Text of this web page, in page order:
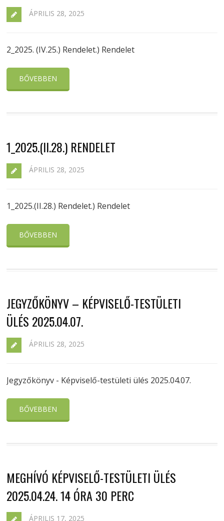
ÁPRILIS 28, 2025
2_2025. (IV.25.) Rendelet.) Rendelet
BŐVEBBEN
1_2025.(II.28.) RENDELET
ÁPRILIS 28, 2025
1_2025.(II.28.) Rendelet.) Rendelet
BŐVEBBEN
JEGYZŐKÖNYV – KÉPVISELŐ-TESTÜLETI
ÜLÉS 2025.04.07.
ÁPRILIS 28, 2025
Jegyzőkönyv - Képviselő-testületi ülés 2025.04.07.
BŐVEBBEN
MEGHÍVÓ KÉPVISELŐ-TESTÜLETI ÜLÉS
2025.04.24. 14 ÓRA 30 PERC
ÁPRILIS 17, 2025